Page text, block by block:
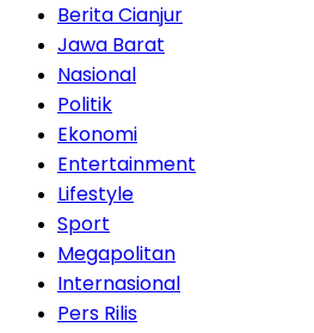
Berita Cianjur
Jawa Barat
Nasional
Politik
Ekonomi
Entertainment
Lifestyle
Sport
Megapolitan
Internasional
Pers Rilis